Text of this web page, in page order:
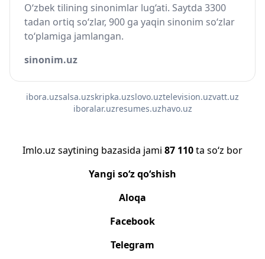
O‘zbek tilining sinonimlar lug‘ati. Saytda 3300
tadan ortiq so‘zlar, 900 ga yaqin sinonim so‘zlar
to‘plamiga jamlangan.
sinonim.uz
ibora.uzsalsa.uzskripka.uzslovo.uztelevision.uzvatt.uz
iboralar.uzresumes.uzhavo.uz
Imlo.uz saytining bazasida jami 87 110ta so‘z bor
Yangi so‘z qo‘shish
Aloqa
Facebook
Telegram